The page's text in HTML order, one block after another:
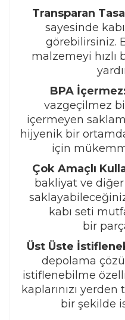
Transparan
sayesinde
görebilirsiniz.
malzemeyi hızlı
BPA
vazgeçilmez
içermeyen
hijyenik bir
için
Çok Amaçlı
bakliyat ve diğer
kabı seti
bir
Üst Üste
depolama
istiflenebilme
kaplarınızı
bir şekilde